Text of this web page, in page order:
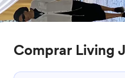
Comprar Living